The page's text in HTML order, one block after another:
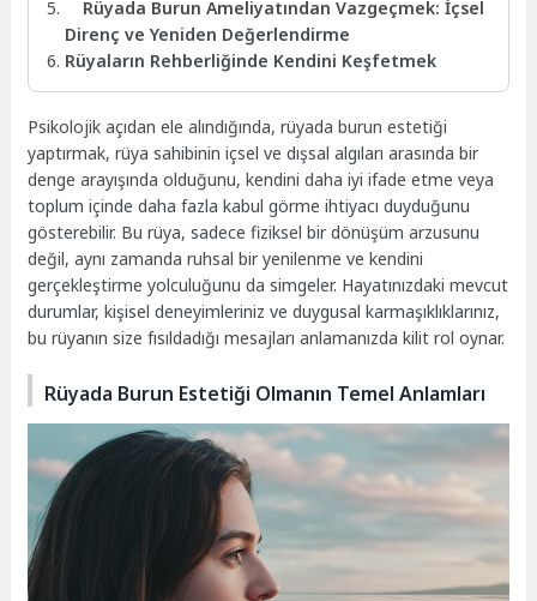
Rüyada Burun Ameliyatından Vazgeçmek: İçsel
Direnç ve Yeniden Değerlendirme
Rüyaların Rehberliğinde Kendini Keşfetmek
Psikolojik açıdan ele alındığında, rüyada burun estetiği
yaptırmak, rüya sahibinin içsel ve dışsal algıları arasında bir
denge arayışında olduğunu, kendini daha iyi ifade etme veya
toplum içinde daha fazla kabul görme ihtiyacı duyduğunu
gösterebilir. Bu rüya, sadece fiziksel bir dönüşüm arzusunu
değil, aynı zamanda ruhsal bir yenilenme ve kendini
gerçekleştirme yolculuğunu da simgeler. Hayatınızdaki mevcut
durumlar, kişisel deneyimleriniz ve duygusal karmaşıklıklarınız,
bu rüyanın size fısıldadığı mesajları anlamanızda kilit rol oynar.
Rüyada Burun Estetiği Olmanın Temel Anlamları